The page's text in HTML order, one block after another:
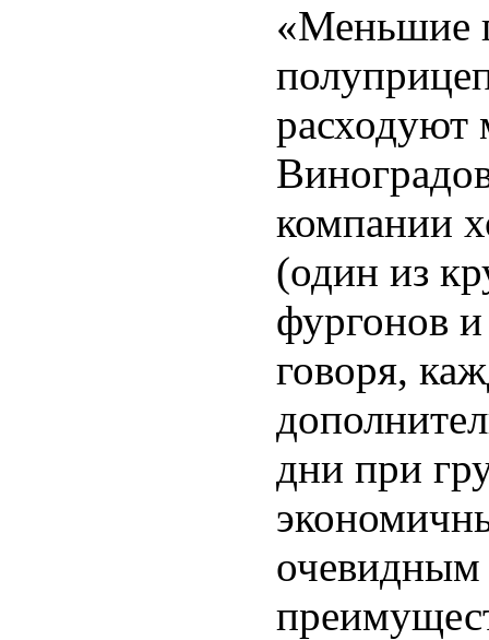
«Меньшие
расходуют
компании
(один из
фургонов
говоря,
дни при